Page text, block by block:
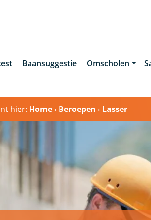
Baansuggestie Omscholen
hier: Home› Beroepen › Lasser